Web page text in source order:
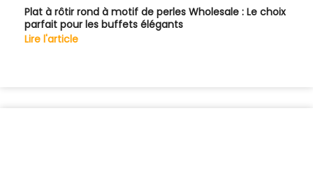
Plat à rôtir rond à motif de perles Wholesale : Le choix
parfait pour les buffets élégants
Lire l'article